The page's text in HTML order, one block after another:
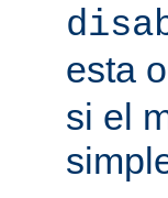
esta
si el